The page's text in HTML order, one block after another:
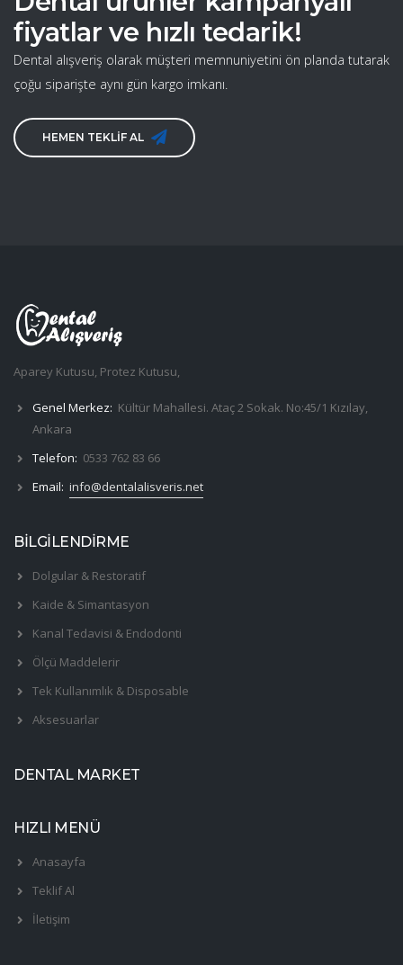
fiyatlar ve hızlı tedarik!
Dental alışveriş olarak müşteri memnuniyetini ön planda tutarak
çoğu siparişte aynı gün kargo imkanı.
HEMEN TEKLİF AL
Aparey Kutusu, Protez Kutusu,
Genel Merkez: Kültür Mahallesi. Ataç 2 Sokak. No:45/1 Kızılay,
Ankara
Telefon: 0533 762 83 66
Email: info@dentalalisveris.net
BİLGİLENDİRME
Dolgular & Restoratif
Kaide & Simantasyon
Kanal Tedavisi & Endodonti
Ölçü Maddelerir
Tek Kullanımlık & Disposable
Aksesuarlar
DENTAL MARKET
HIZLI MENÜ
Anasayfa
Teklif Al
İletişim